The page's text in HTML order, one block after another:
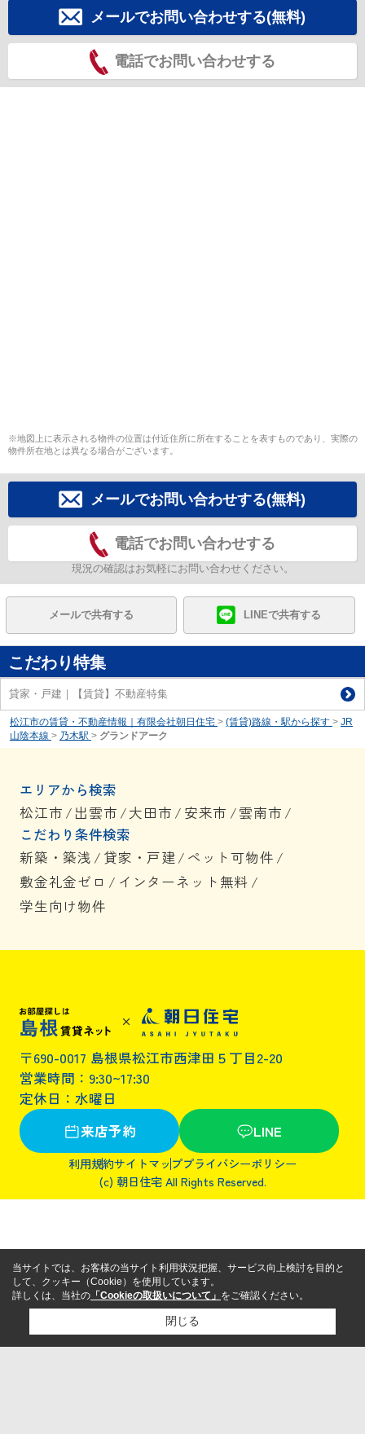
メールでお問い合わせする(無料)
電話でお問い合わせする
※地図上に表示される物件の位置は付近住所に所在することを表すものであり、実際の
物件所在地とは異なる場合がございます。
メールでお問い合わせする(無料)
電話でお問い合わせする
現況の確認はお気軽にお問い合わせください。
メールで共有する LINEで共有する
こだわり特集
貸家・戸建｜【賃貸】不動産特集
松江市の賃貸・不動産情報｜有限会社朝日住宅 > (賃貸)路線・駅から探す > JR
山陰本線 > 乃木駅 > グランドアーク
エリアから検索
松江市 / 出雲市 /大田市 / 安来市 /雲南市 /
こだわり条件検索
新築・築浅 / 貸家・戸建/ ペット可物件 /
敷金礼金ゼロ / インターネット無料 /
学生向け物件
〒690-0017 島根県松江市西津田５丁目2-20
営業時間：9:30~17:30
定休日：水曜日
来店予約
LINE
利用規約サイトマッププライバシーポリシー
(c) 朝日住宅 All Rights Reserved.
当サイトでは、お客様の当サイト利用状況把握、サービス向上検討を目的と
して、クッキー（Cookie）を使用しています。
詳しくは、当社の 「Cookieの取扱いについて」 をご確認ください。
閉じる